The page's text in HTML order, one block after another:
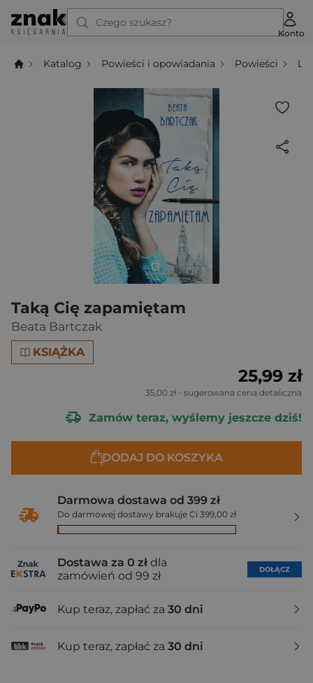
Czego szukasz?
Konto
Katalog Powieści i opowiadania Powieści
Taką Cię zapamiętam
Beata Bartczak
KSIĄŻKA
25,99 zł
35,00 zł - sugerowana cena detaliczna
Zamów teraz, wyślemy jeszcze dziś!
DODAJ DO KOSZYKA
Darmowa dostawa od 399 zł
Do darmowej dostawy brakuje Ci 399,00 zł
Dostawa za 0 zł dla
zamówień od 99 zł
DOŁĄCZ
Kup teraz, zapłać za 30 dni
Kup teraz, zapłać za 30 dni